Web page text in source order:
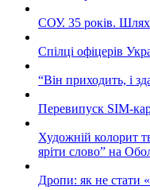
СОУ. 35 років. Шлях
Спілці офіцерів
“Він приходить, і
Перевипуск SIM-
Художній колорит
яріти слово” на
Дропи: як не стати